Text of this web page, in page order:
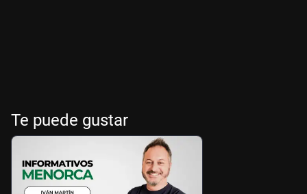
Te puede gustar